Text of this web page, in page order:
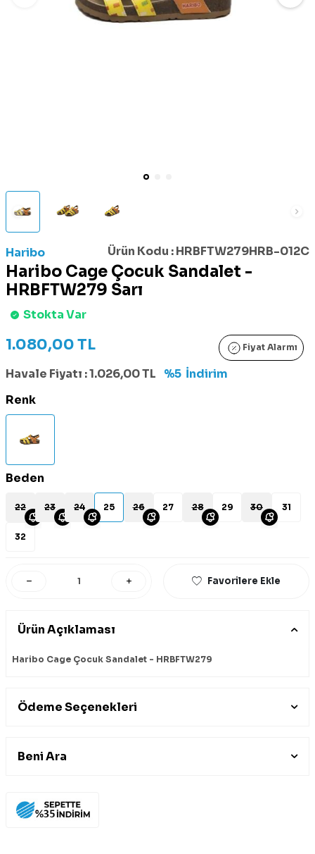
Haribo Ürün Kodu :HRBFTW279HRB-012C
Haribo Cage Çocuk Sandalet -
HRBFTW279 Sarı
Stokta Var
1.080,00TL Fiyat Alarmı
Havale Fiyatı :1.026,00TL %5 İndirim
Renk
Beden
22 23 24 25 26 27 28 29 30 31
32
Favorilere Ekle
Ürün Açıklaması
Haribo Cage Çocuk Sandalet - HRBFTW279
Ödeme Seçenekleri
Beni Ara